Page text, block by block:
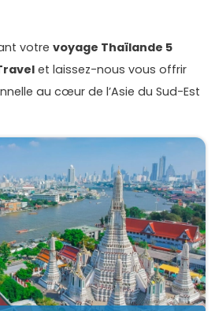
votre voyage Thaïlande 5
et laissez-nous vous offrir
au cœur de l’Asie du Sud-Est